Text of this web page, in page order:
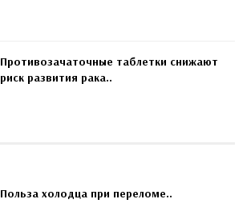
Противозачаточные таблетки снижают
риск развития рака..
Польза холодца при переломе..